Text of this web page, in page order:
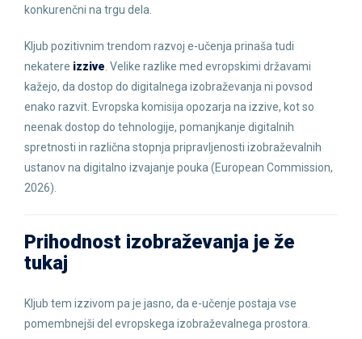
konkurenčni na trgu dela.
Kljub pozitivnim trendom razvoj e-učenja prinaša tudi
nekatere izzive . Velike razlike med evropskimi državami
kažejo, da dostop do digitalnega izobraževanja ni povsod
enako razvit. Evropska komisija opozarja na izzive, kot so
neenak dostop do tehnologije, pomanjkanje digitalnih
spretnosti in različna stopnja pripravljenosti izobraževalnih
ustanov na digitalno izvajanje pouka (European Commission,
2026).
Prihodnost izobraževanja je že
tukaj
Kljub tem izzivom pa je jasno, da e-učenje postaja vse
pomembnejši del evropskega izobraževalnega prostora.